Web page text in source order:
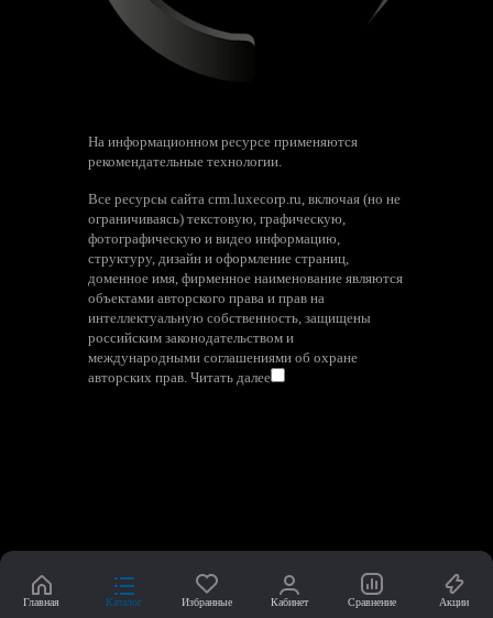
На информационном ресурсе применяются
рекомендательные технологии.
Все ресурсы сайта crm.luxecorp.ru, включая (но не
ограничиваясь) текстовую, графическую,
фотографическую и видео информацию,
структуру, дизайн и оформление страниц,
доменное имя, фирменное наименование являются
объектами авторского права и прав на
интеллектуальную собственность, защищены
российским законодательством и
международными соглашениями об охране
авторских прав. Читать далее
Главная Каталог Избранные Кабинет Сравнение Акции